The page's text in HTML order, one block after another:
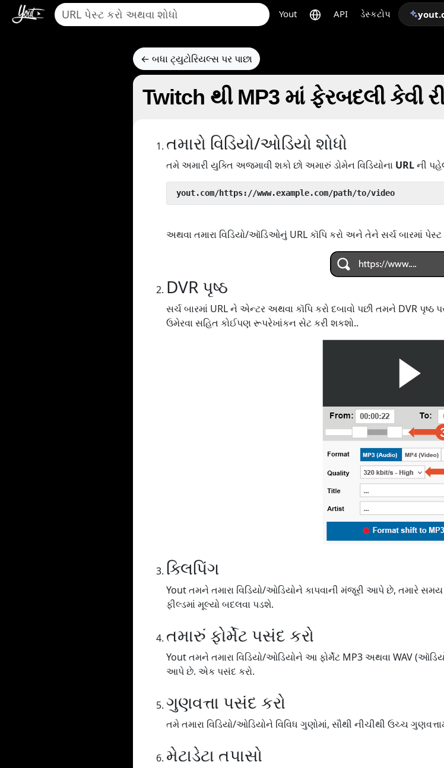
Yout API ડેસ્કટોપ
← બધા ટ્યુટોરિયલ્સ પર પાછા
Twitch થી MP3 માં ફેરબદલી કેવી
તમારો વિડિયો/ઓડિયો શોધો
તમે અમારી યુક્તિ અજમાવી શકો છો અમારું ડોમેન વિડિયોના URLની
yout.com/https://www.example.com/path/to/video
અથવા તમારા વિડિયો/ઑડિઓનું URL કૉપિ કરો અને તેને સર્ચ બારમાં પેસ્ટ
DVR પૃષ્ઠ
સર્ચ બારમાં URL ને એન્ટર અથવા કૉપિ કરો દબાવો પછી તમને DVR
ઉમેરવા સહિત કોઈપણ રૂપરેખાંકન સેટ કરી શકશો..
ક્લિપિંગ
Yout તમને તમારા વિડિયો/ઓડિયોને કાપવાની મંજૂરી આપે છે, તમારે
ફીલ્ડમાં મૂલ્યો બદલવા પડશે.
તમારું ફોર્મેટ પસંદ કરો
Yout તમને તમારા વિડિયો/ઓડિયોને આ ફોર્મેટ MP3 અથવા WAV
આપે છે. એક પસંદ કરો.
ગુણવત્તા પસંદ કરો
તમે તમારા વિડિયો/ઓડિયોને વિવિધ ગુણોમાં, સૌથી નીચીથી ઉચ્ચ
મેટાડેટા તપાસો